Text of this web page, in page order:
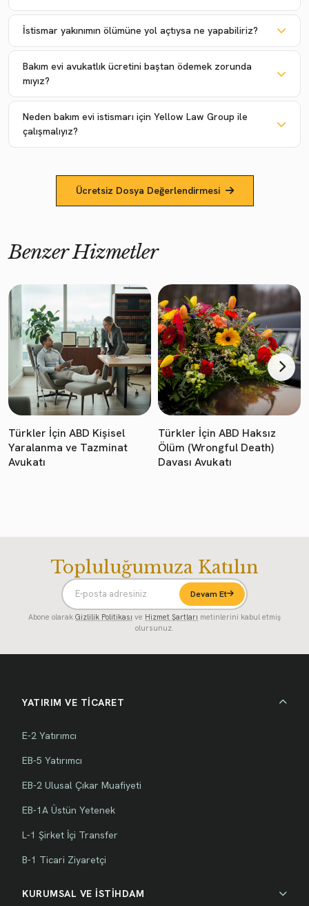
İstismar yakınımın ölümüne yol açtıysa ne yapabiliriz?
Bakım evi avukatlık ücretini baştan ödemek zorunda
mıyız?
Neden bakım evi istismarı için Yellow Law Group ile
çalışmalıyız?
Ücretsiz Dosya Değerlendirmesi
Benzer Hizmetler
Türkler İçin ABD Kişisel
Yaralanma ve Tazminat
Avukatı
Türkler İçin ABD Haksız
Ölüm (Wrongful Death)
Davası Avukatı
Topluluğumuza Katılın
Devam Et
Abone olarak Gizlilik Politikası ve Hizmet Şartları metinlerini kabul etmiş
olursunuz.
YATIRIM VE TİCARET
E-2 Yatırımcı
EB-5 Yatırımcı
EB-2 Ulusal Çıkar Muafiyeti
EB-1A Üstün Yetenek
L-1 Şirket İçi Transfer
B-1 Ticari Ziyaretçi
KURUMSAL VE İSTİHDAM